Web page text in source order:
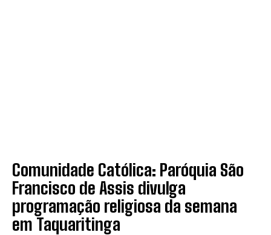
Comunidade Católica: Paróquia São
Francisco de Assis divulga
programação religiosa da semana
em Taquaritinga